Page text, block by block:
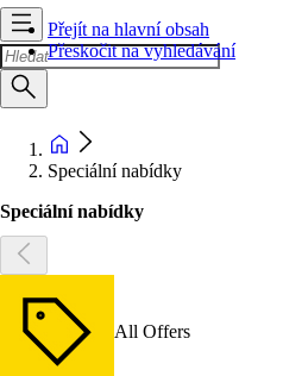
Přejít na hlavní obsah
Přeskočit na vyhledávání
Speciální nabídky
Speciální nabídky
All Offers